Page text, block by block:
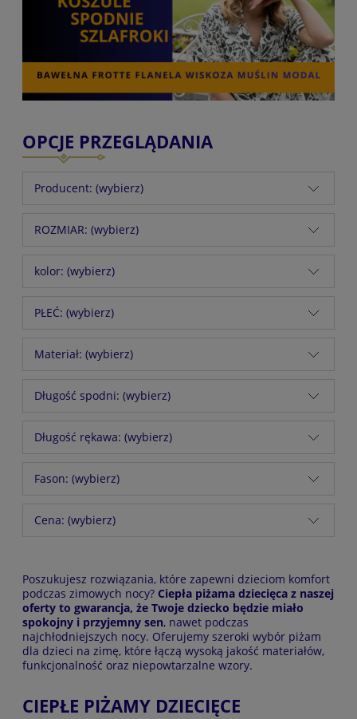
OPCJE PRZEGLĄDANIA
Producent: (wybierz)
ROZMIAR: (wybierz)
kolor: (wybierz)
PŁEĆ: (wybierz)
Materiał: (wybierz)
Długość spodni: (wybierz)
Długość rękawa: (wybierz)
Fason: (wybierz)
Cena: (wybierz)
Poszukujesz rozwiązania, które zapewni dzieciom komfort
podczas zimowych nocy? Ciepła piżama dziecięca z naszej
oferty to gwarancja, że Twoje dziecko będzie miało
spokojny i przyjemny sen, nawet podczas
najchłodniejszych nocy. Oferujemy szeroki wybór piżam
dla dzieci na zimę, które łączą wysoką jakość materiałów,
funkcjonalność oraz niepowtarzalne wzory.
CIEPŁE PIŻAMY DZIECIĘCE